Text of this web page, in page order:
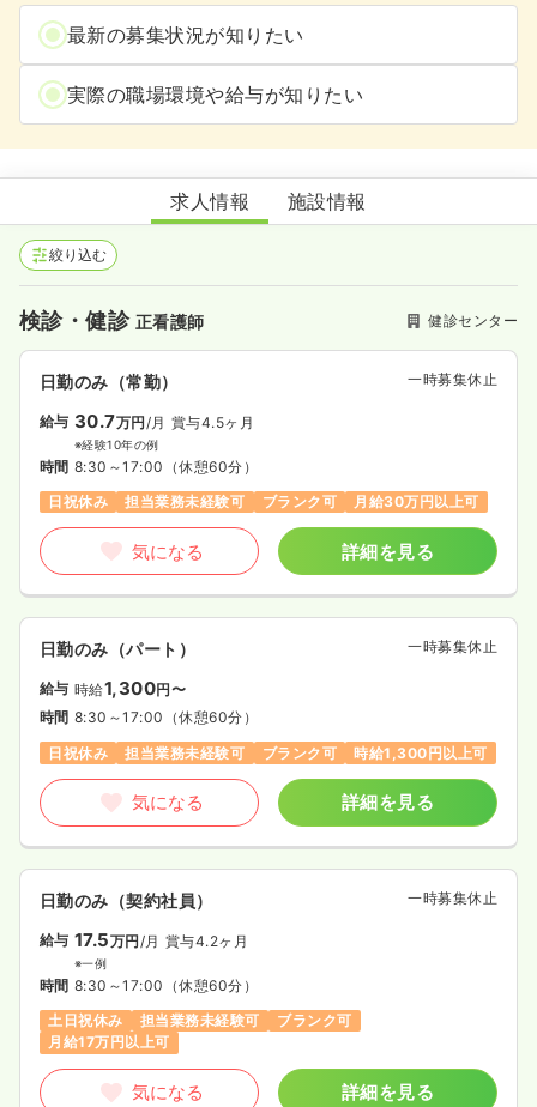
最新の募集状況が知りたい
実際の職場環境や給与が知りたい
札幌複十字総合健診センター
求人情報 施設情報
絞り込む
検診・健診 正看護師 健診センター
日勤のみ（常勤） 一時募集休止
給与 30.7万円/月 賞与4.5ヶ月
※経験10年の例
時間 8:30～17:00 （休憩60分）
日祝休み
担当業務未経験可 ブランク可 月給30万円以上可
気になる 詳細を見る
日勤のみ（パート） 一時募集休止
給与 時給1,300円〜
時間 8:30～17:00 （休憩60分）
日祝休み
担当業務未経験可 ブランク可 時給1,300円以上可
気になる 詳細を見る
日勤のみ（契約社員） 一時募集休止
給与 17.5万円 /月 賞与4.2ヶ月
※一例
時間 8:30～17:00 （休憩60分）
土日祝休み
担当業務未経験可
ブランク可
月給17万円以上可
気になる 詳細を見る